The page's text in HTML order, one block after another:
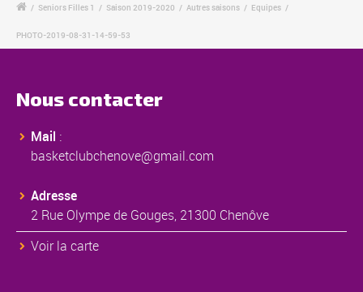
/ Seniors Filles 1 / Saison 2019-2020 / Autres saisons / Equipes /
PHOTO-2019-08-31-14-59-53
Nous contacter
Mail :
basketclubchenove@gmail.com
Adresse
2 Rue Olympe de Gouges, 21300 Chenôve
Voir la carte